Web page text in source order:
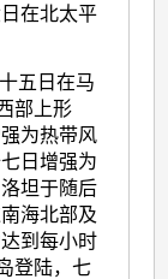
在北太平
五日在马
部上形
为热带风
日增强为
坦于随后
海北部及
到每小时
登陆，七